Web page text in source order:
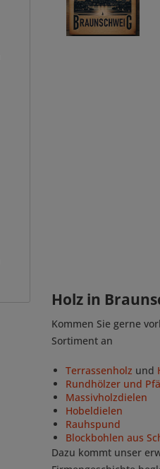
Holz in
Kommen Sie gerne
Sortiment an
Terrassenholz und
Rundhölzer und
Massivholzdielen
Hobeldielen
Rauhspund
Blockbohlen aus
Dazu kommt unser